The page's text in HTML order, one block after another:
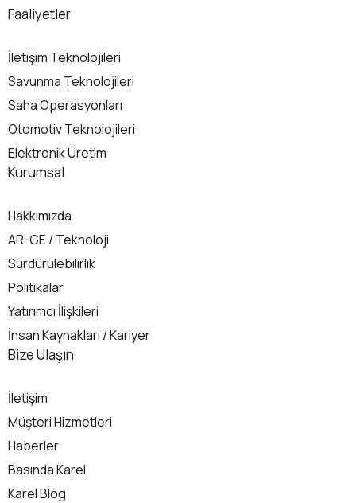
Faaliyetler
İletişim Teknolojileri
Savunma Teknolojileri
Saha Operasyonları
Otomotiv Teknolojileri
Elektronik Üretim
Kurumsal
Hakkımızda
AR-GE / Teknoloji
Sürdürülebilirlik
Politikalar
Yatırımcı İlişkileri
İnsan Kaynakları / Kariyer
İletişim
Bize Ulaşın
İletişim
Müşteri Hizmetleri
Haberler
Basında Karel
Karel Blog